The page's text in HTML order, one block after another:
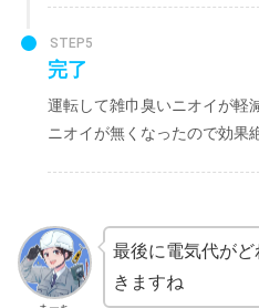
STEP5
完了
運転して雑巾臭いニオイが軽
ニオイが無くなったので効果
最後に電気代が
きますね